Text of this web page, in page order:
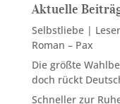
Aktuelle
Selbstliebe |
Roman – Pax
Die größte
doch rückt
Schneller zur